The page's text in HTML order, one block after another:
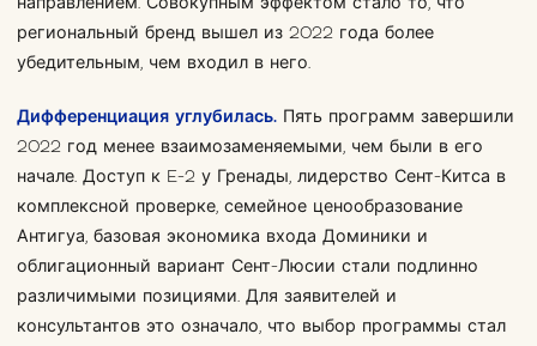
региональный бренд вышел из 2022 года более
убедительным, чем входил в него.
Дифференциация углубилась.Пять программ завершили
2022 год менее взаимозаменяемыми, чем были в его
начале. Доступ к E-2 у Гренады, лидерство Сент-Китса в
комплексной проверке, семейное ценообразование
Антигуа, базовая экономика входа Доминики и
облигационный вариант Сент-Люсии стали подлинно
различимыми позициями. Для заявителей и
консультантов это означало, что выбор программы стал